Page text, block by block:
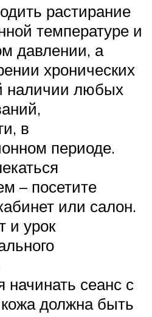
растирание
температуре и
давлении, а
хронических
наличии любых
в
периоде.
– посетите
или салон.
и урок
начинать сеанс с
должна быть